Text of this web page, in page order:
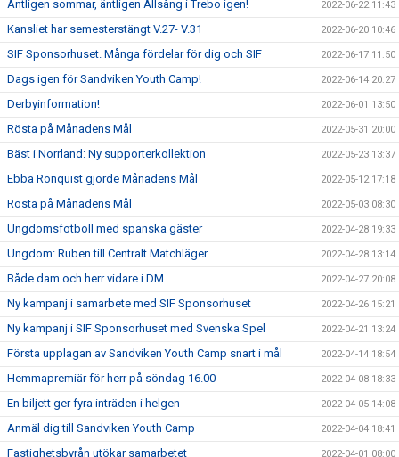
Äntligen sommar, äntligen Allsång i Trebo igen! 2022-06-22 11:43
Kansliet har semesterstängt V.27- V.31 2022-06-20 10:46
SIF Sponsorhuset. Många fördelar för dig och SIF 2022-06-17 11:50
Dags igen för Sandviken Youth Camp! 2022-06-14 20:27
Derbyinformation! 2022-06-01 13:50
Rösta på Månadens Mål 2022-05-31 20:00
Bäst i Norrland: Ny supporterkollektion 2022-05-23 13:37
Ebba Ronquist gjorde Månadens Mål 2022-05-12 17:18
Rösta på Månadens Mål 2022-05-03 08:30
Ungdomsfotboll med spanska gäster 2022-04-28 19:33
Ungdom: Ruben till Centralt Matchläger 2022-04-28 13:14
Både dam och herr vidare i DM 2022-04-27 20:08
Ny kampanj i samarbete med SIF Sponsorhuset 2022-04-26 15:21
Ny kampanj i SIF Sponsorhuset med Svenska Spel 2022-04-21 13:24
Första upplagan av Sandviken Youth Camp snart i mål 2022-04-14 18:54
Hemmapremiär för herr på söndag 16.00 2022-04-08 18:33
En biljett ger fyra inträden i helgen 2022-04-05 14:08
Anmäl dig till Sandviken Youth Camp 2022-04-04 18:41
Fastighetsbyrån utökar samarbetet 2022-04-01 08:00